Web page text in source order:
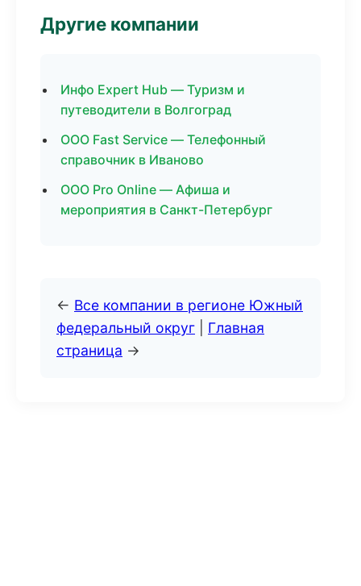
Другие компании
Инфо Expert Hub — Туризм и
путеводители в Волгоград
ООО Fast Service — Телефонный
справочник в Иваново
ООО Pro Online — Афиша и
мероприятия в Санкт-Петербург
← Все компании в регионе Южный
федеральный округ
Главная
страница →